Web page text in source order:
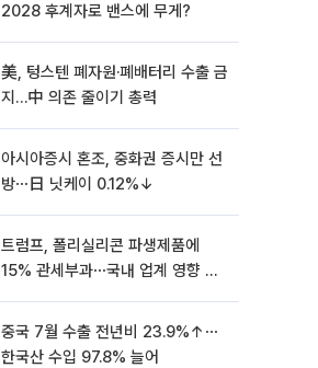
2028 후계자로 밴스에 무게?
美, 텅스텐 폐자원·폐배터리 수출 금
지…中 의존 줄이기 총력
아시아증시 혼조, 중화권 증시만 선
방⋯日 닛케이 0.12%↓
트럼프, 폴리실리콘 파생제품에
15% 관세부과⋯국내 업계 영향 촉
중국 7월 수출 전년비 23.9%↑⋯
한국산 수입 97.8% 늘어